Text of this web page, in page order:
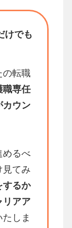
けでも
の転職
職専任
カウン
めるべ
見てみ
するか
リアア
たしま